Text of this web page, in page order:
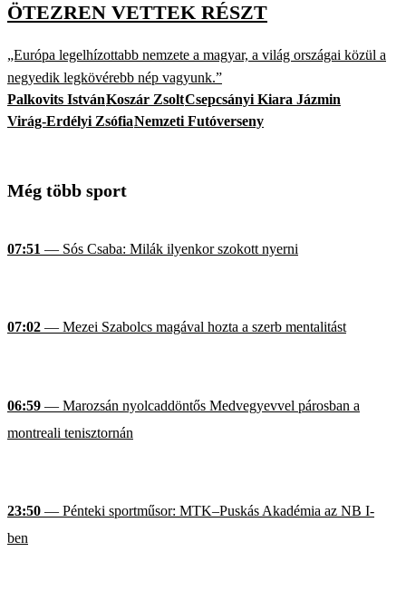
ÖTEZREN VETTEK RÉSZT
„Európa legelhízottabb nemzete a magyar, a világ országai közül a
negyedik legkövérebb nép vagyunk.”
Palkovits IstvánKoszár ZsoltCsepcsányi Kiara Jázmin
Virág-Erdélyi ZsófiaNemzeti Futóverseny
Még több sport
07:51 — Sós Csaba: Milák ilyenkor szokott nyerni
07:02 — Mezei Szabolcs magával hozta a szerb mentalitást
06:59 — Marozsán nyolcaddöntős Medvegyevvel párosban a
montreali tenisztornán
23:50 — Pénteki sportműsor: MTK–Puskás Akadémia az NB I-
ben